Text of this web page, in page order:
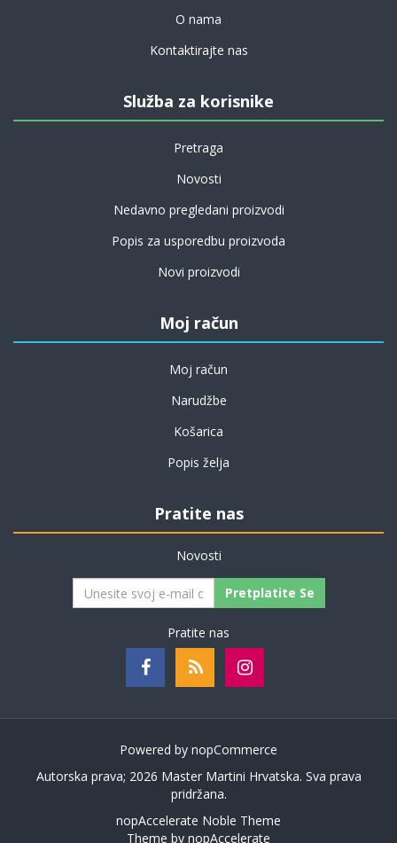
O nama
Kontaktirajte nas
Služba za korisnike
Pretraga
Novosti
Nedavno pregledani proizvodi
Popis za usporedbu proizvoda
Novi proizvodi
Moj račun
Moj račun
Narudžbe
Košarica
Popis želja
Pratite nas
Novosti
Pretplatite Se
Pratite nas
Powered by nopCommerce
Autorska prava; 2026 Master Martini Hrvatska. Sva prava
pridržana.
nopAccelerate Noble Theme
Theme by nopAccelerate